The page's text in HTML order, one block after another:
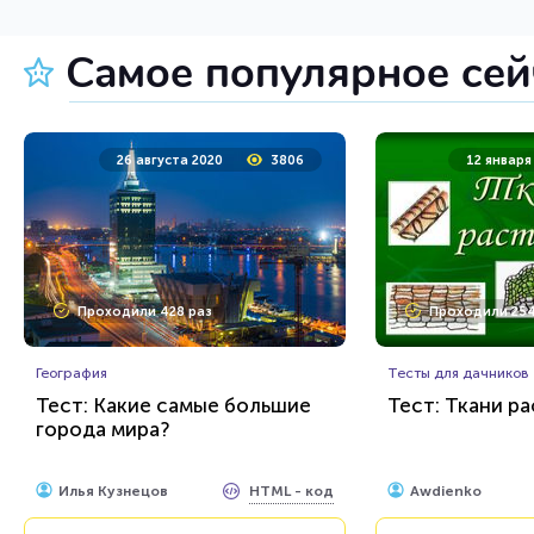
7 декабря 2021 8248
Проходили 1577 раз
Животные
Тест: Рыбы. Угадай по фото и
описанию!
Awdienko
Пройти тест
4 февраля
Проходили
Психология
Тест:
высокомерны?
Самое популярное
26 августа 2020 3806
Проходили 428 раз
География
Тест: Какие самые большие
города мира?
Илья Кузнецов HTML - код
12 января
Проходили
Тесты для дачников
Тест: Ткани
Awdienko